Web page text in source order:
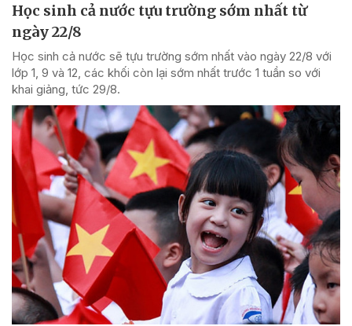
Học sinh cả nước tựu trường sớm nhất từ
ngày 22/8
Học sinh cả nước sẽ tựu trường sớm nhất vào ngày 22/8 với
lớp 1, 9 và 12, các khối còn lại sớm nhất trước 1 tuần so với
khai giảng, tức 29/8.